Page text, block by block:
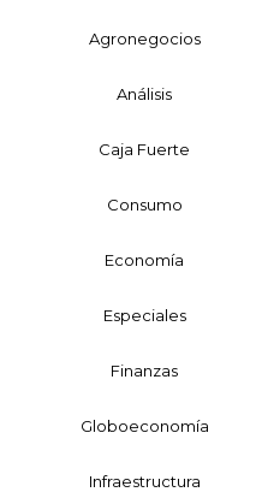
Agronegocios
Análisis
Caja Fuerte
Consumo
Economía
Especiales
Finanzas
Globoeconomía
Infraestructura